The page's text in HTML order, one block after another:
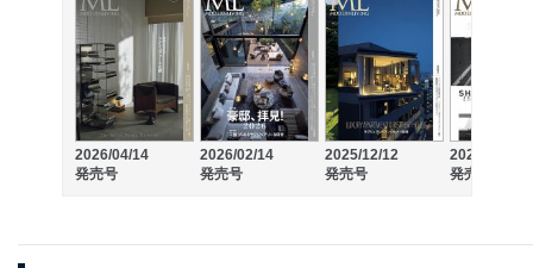
2026/04/14
発売号
2026/02/14
発売号
2025/12/12
発売号
2025/10/14
発売号